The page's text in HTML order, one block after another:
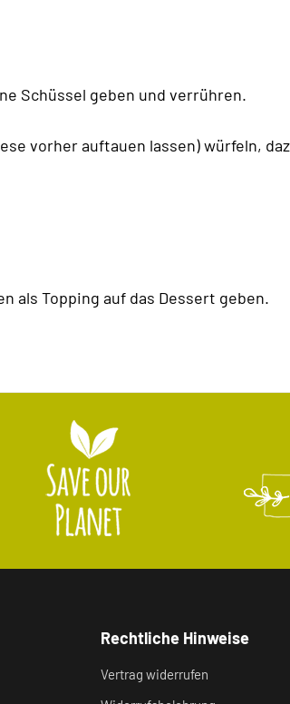
Schüssel geben und verrühren.
vorher auftauen lassen) würfeln,
als Topping auf das Dessert geben.
Rechtliche Hinweise
Vertrag widerrufen